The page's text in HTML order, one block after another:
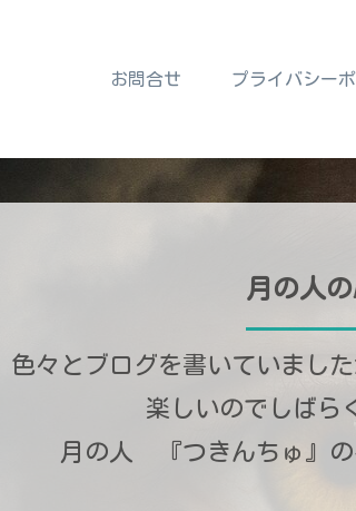
お問合せ プライバシー
月の人
色々とブログを書いていまし
楽しいのでしばら
月の人 『つきんちゅ』